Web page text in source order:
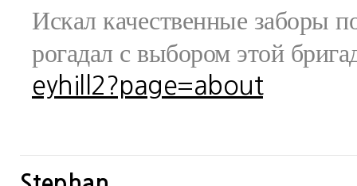
Искал качественные заборы
рогадал с выбором этой
eyhill2?page=about